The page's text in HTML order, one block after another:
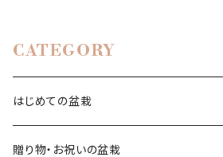
CATEGORY
はじめての盆栽
贈り物・お祝いの盆栽